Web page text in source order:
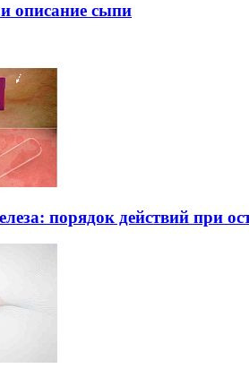
описание сыпи
порядок действий при